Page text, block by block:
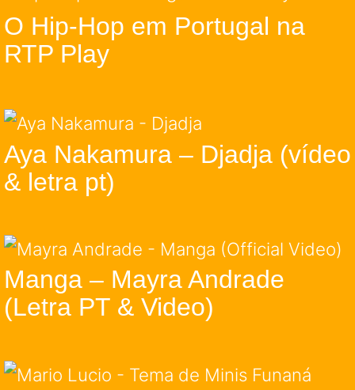
O Hip-Hop em Portugal na
RTP Play
Aya Nakamura – Djadja (vídeo
& letra pt)
Manga – Mayra Andrade
(Letra PT & Video)